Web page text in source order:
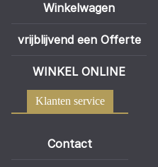
Winkelwagen
vrijblijvend een Offerte
WINKEL ONLINE
Klanten service
Contact